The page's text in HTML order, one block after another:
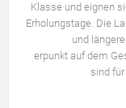
Klasse und eignen
Erholungstage. Die
und
erpunkt auf dem
sind